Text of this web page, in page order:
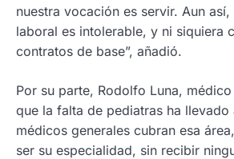
nuestra vocación es servir. Aun
laboral es intolerable, y ni siquiera
contratos de base”, añadió.
Por su parte, Rodolfo Luna,
que la falta de pediatras ha llevado
médicos generales cubran esa
ser su especialidad, sin recibir